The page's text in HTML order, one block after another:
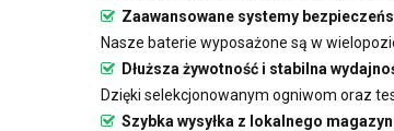
Zaawansowane systemy
Nasze baterie wyposażone są w
Dłuższa żywotność i stabilna
Dzięki selekcjonowanym ogniwom oraz
Szybka wysyłka z lokalnego